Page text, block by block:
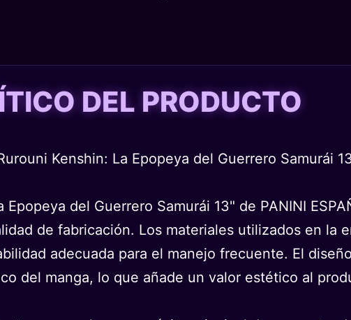
DEL PRODUCTO
Kenshin: La Epopeya del Guerrero Samurái
del Guerrero Samurái 13" de PANINI
de fabricación. Los materiales utilizados en la
adecuada para el manejo frecuente. El
del manga, lo que añade un valor estético al